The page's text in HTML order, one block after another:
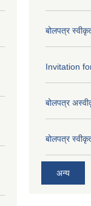
बोलपत्र
Invitation
बोलपत्र
बोलपत्र
अन्य